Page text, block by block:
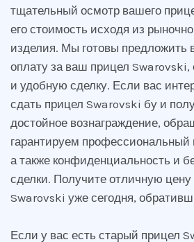
тщательный осмотр вашего
его стоимость исходя из
изделия. Мы готовы предложить
оплату за ваш прицел
и удобную сделку. Если вас
сдать прицел Swarovski бу и
достойное вознаграждение,
гарантируем
а также конфиденциальность и
сделки. Получите отличную
Swarovski уже сегодня,
Если у вас есть старый прицел